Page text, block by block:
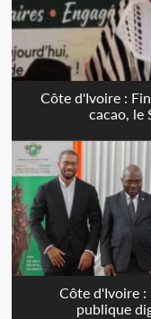
Côte d'Ivoire :
cacao, le
Côte d'Ivoire
publique